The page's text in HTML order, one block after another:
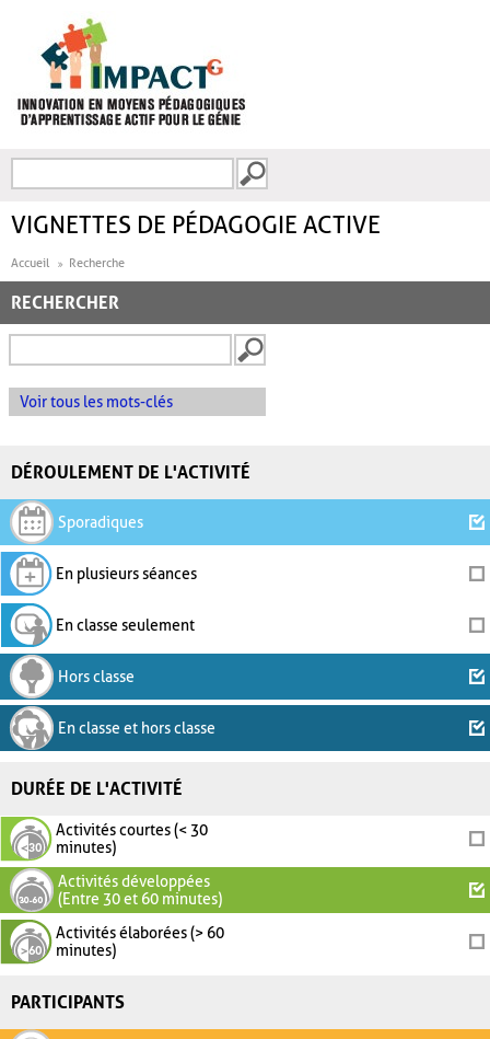
FORMULAIRE DE
VIGNETTES DE PÉDAGOGIE ACTIVE
Accueil Recherche
RECHERCHER
Voir tous les mots-clés
DÉROULEMENT DE L'ACTIVITÉ
Sporadiques
En plusieurs séances
En classe seulement
Hors classe
En classe et hors classe
DURÉE DE L'ACTIVITÉ
Activités courtes (< 30
minutes)
Activités développées
(Entre 30 et 60 minutes)
Activités élaborées (> 60
minutes)
PARTICIPANTS